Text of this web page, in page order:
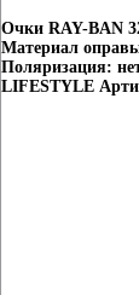
Очки RAY-BAN
Материал
Поляризация:
LIFESTYLE